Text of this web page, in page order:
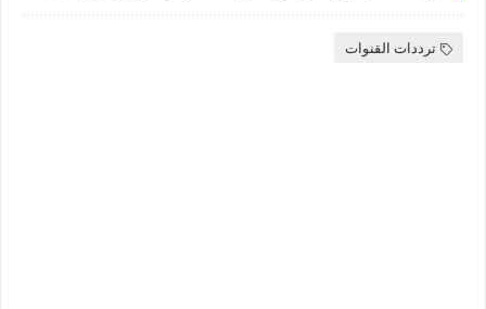
ترددات القنوات